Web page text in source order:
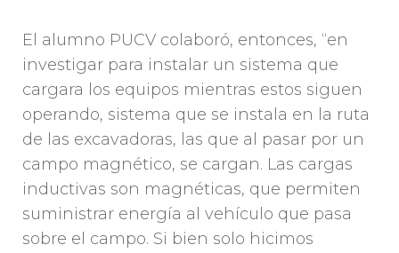
El alumno PUCV colaboró, entonces, “en
investigar para instalar un sistema que
cargara los equipos mientras estos siguen
operando, sistema que se instala en la ruta
de las excavadoras, las que al pasar por un
campo magnético, se cargan. Las cargas
inductivas son magnéticas, que permiten
suministrar energía al vehículo que pasa
sobre el campo. Si bien solo hicimos